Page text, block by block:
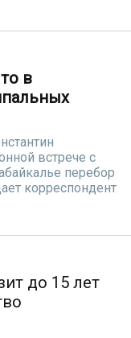
в
встрече с
перебор
корреспондент
до 15 лет